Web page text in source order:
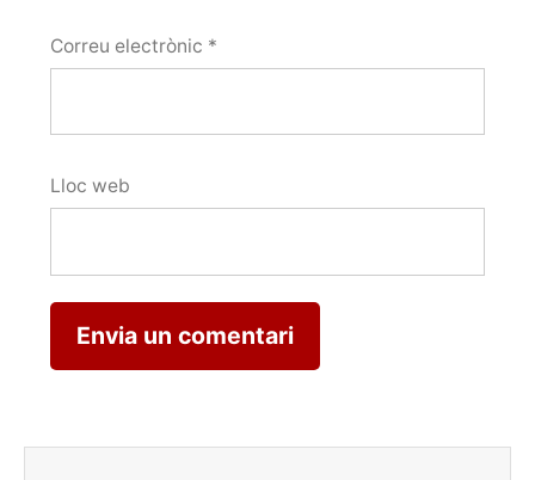
Correu electrònic *
Lloc web